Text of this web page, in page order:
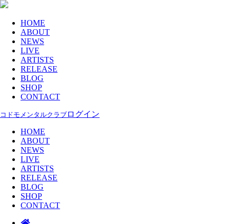
HOME
ABOUT
NEWS
LIVE
ARTISTS
RELEASE
BLOG
SHOP
CONTACT
コドモメンタルクラブ ログイン
HOME
ABOUT
NEWS
LIVE
ARTISTS
RELEASE
BLOG
SHOP
CONTACT